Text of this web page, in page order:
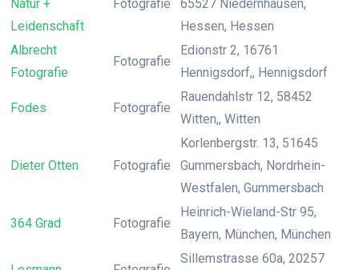
Natur +
Leidenschaft
Fotografie
65527 Niedernhausen,
Hessen, Hessen
Albrecht
Fotografie
Fotografie
Edionstr 2, 16761
Hennigsdorf,, Hennigsdorf
Fodes Fotografie
Rauendahlstr 12, 58452
Witten,, Witten
Dieter Otten Fotografie
Korlenbergstr. 13, 51645
Gummersbach, Nordrhein-
Westfalen, Gummersbach
364 Grad Fotografie
Heinrich-Wieland-Str 95,
Bayern, München, München
Sillemstrasse 60a, 20257